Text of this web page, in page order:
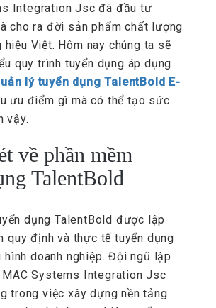
Integration Jsc đã đầu tư
cho ra đời sản phẩm chất lượng
hiệu Việt. Hôm nay chúng ta sẽ
quy trình tuyển dụng áp dụng
lý tuyển dụng TalentBold E-
ưu điểm gì mà có thể tạo sức
vậy.
về phần mềm
TalentBold
dụng TalentBold được lập
quy định và thực tế tuyển dụng
doanh nghiệp. Đội ngũ lập
Systems Integration Jsc
trong việc xây dựng nền tảng